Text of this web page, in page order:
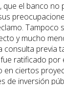
que el banco
Tampoco
y mucho
consulta previa
ratificado
en ciertos
de inversión